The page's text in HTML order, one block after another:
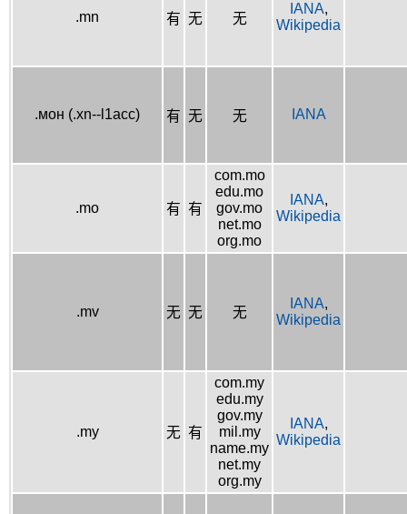
.mn 有 无 无
IANA,
Wikipedia
.мон (.xn--l1acc) 有 无 无 IANA
.mo 有 有
com.mo
edu.mo
gov.mo
net.mo
org.mo
IANA,
Wikipedia
.mv 无 无 无
IANA,
Wikipedia
.my 无 有
com.my
edu.my
gov.my
mil.my
name.my
net.my
org.my
IANA,
Wikipedia